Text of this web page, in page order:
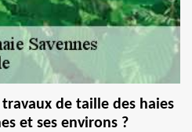
de taille des haies
et ses environs ?